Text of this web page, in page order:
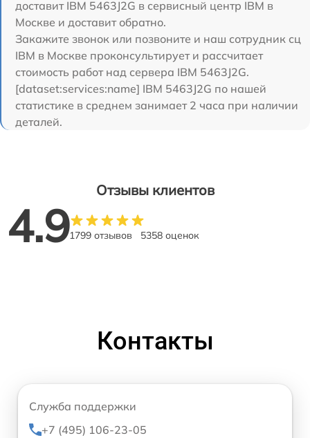
доставит IBM 5463J2G в сервисный центр IBM в
Москве и доставит обратно.
Закажите звонок или позвоните и наш сотрудник сц
IBM в Москве проконсультирует и рассчитает
стоимость работ над сервера IBM 5463J2G.
[dataset:services:name] IBM 5463J2G по нашей
статистике в среднем занимает 2 часа при наличии
деталей.
Отзывы клиентов
4.91799 отзывов 5358 оценок
Контакты
Служба поддержки
+7 (495) 106-23-05